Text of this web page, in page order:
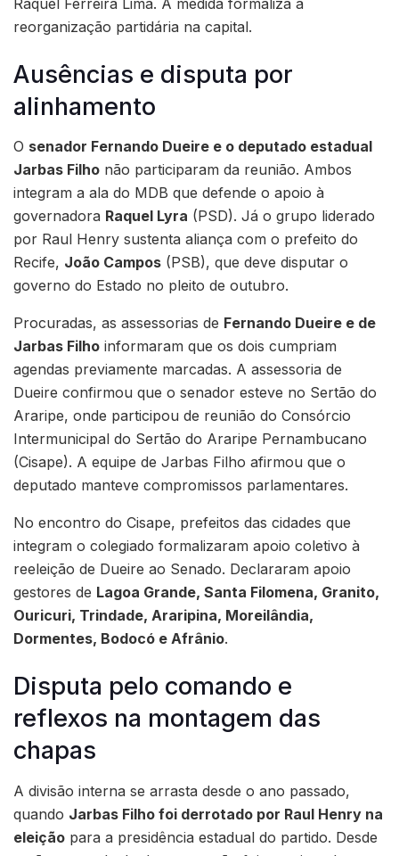
Raquel Ferreira Lima. A medida formaliza a
reorganização partidária na capital.
Ausências e disputa por
alinhamento
O senador Fernando Dueire e o deputado estadual
Jarbas Filho não participaram da reunião. Ambos
integram a ala do MDB que defende o apoio à
governadora Raquel Lyra (PSD). Já o grupo liderado
por Raul Henry sustenta aliança com o prefeito do
Recife, João Campos (PSB), que deve disputar o
governo do Estado no pleito de outubro.
Procuradas, as assessorias de Fernando Dueire e de
Jarbas Filho informaram que os dois cumpriam
agendas previamente marcadas. A assessoria de
Dueire confirmou que o senador esteve no Sertão do
Araripe, onde participou de reunião do Consórcio
Intermunicipal do Sertão do Araripe Pernambucano
(Cisape). A equipe de Jarbas Filho afirmou que o
deputado manteve compromissos parlamentares.
No encontro do Cisape, prefeitos das cidades que
integram o colegiado formalizaram apoio coletivo à
reeleição de Dueire ao Senado. Declararam apoio
gestores de Lagoa Grande, Santa Filomena, Granito,
Ouricuri, Trindade, Araripina, Moreilândia,
Dormentes, Bodocó e Afrânio.
Disputa pelo comando e
reflexos na montagem das
chapas
A divisão interna se arrasta desde o ano passado,
quando Jarbas Filho foi derrotado por Raul Henry na
eleição para a presidência estadual do partido. Desde